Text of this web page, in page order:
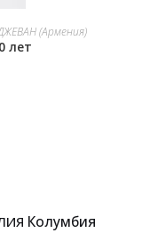
(Армения)
лет
Колумбия